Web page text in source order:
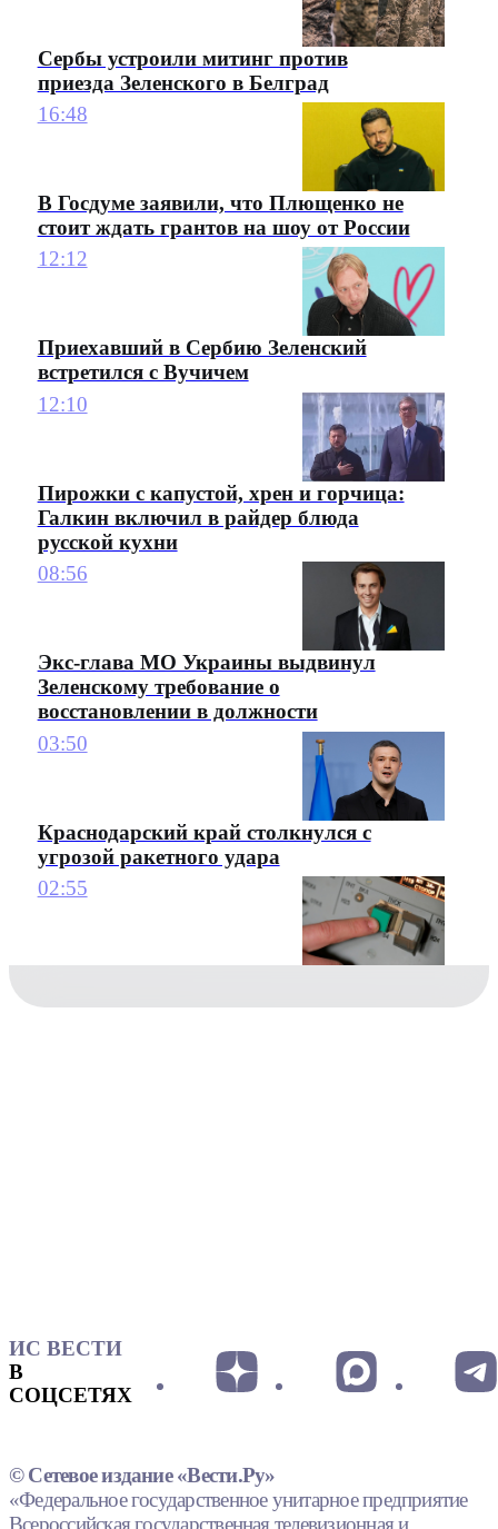
Сербы устроили митинг против
приезда Зеленского в Белград
16:48
В Госдуме заявили, что Плющенко не
стоит ждать грантов на шоу от России
12:12
Приехавший в Сербию Зеленский
встретился с Вучичем
12:10
Пирожки с капустой, хрен и горчица:
Галкин включил в райдер блюда
русской кухни
08:56
Экс-глава МО Украины выдвинул
Зеленскому требование о
восстановлении в должности
03:50
Краснодарский край столкнулся с
угрозой ракетного удара
02:55
ИС ВЕСТИ
В
СОЦСЕТЯХ
© Сетевое издание «Вести.Ру»
«Федеральное государственное унитарное предприятие
Всероссийская государственная телевизионная и